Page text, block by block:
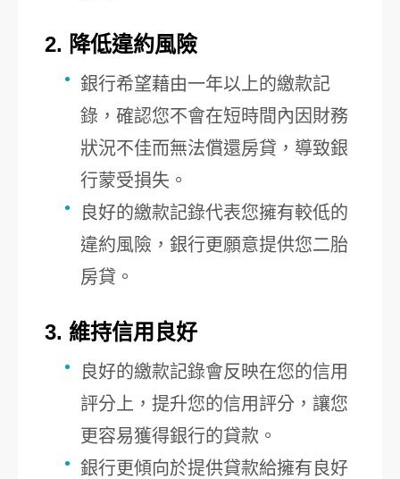
2. 降低違約風險
銀行希望藉由一年以上的繳款記
錄，確認您不會在短時間內因財務
狀況不佳而無法償還房貸，導致銀
行蒙受損失。
良好的繳款記錄代表您擁有較低的
違約風險，銀行更願意提供您二胎
房貸。
3. 維持信用良好
良好的繳款記錄會反映在您的信用
評分上，提升您的信用評分，讓您
更容易獲得銀行的貸款。
銀行更傾向於提供貸款給擁有良好